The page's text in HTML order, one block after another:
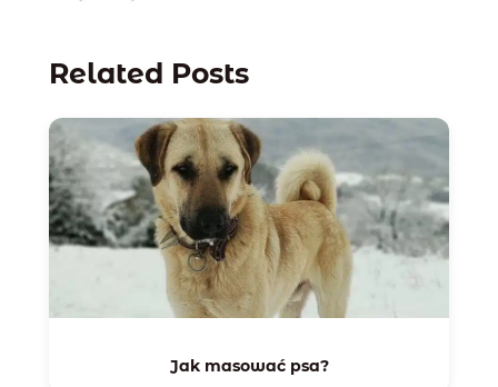
Related Posts
Jak masować psa?